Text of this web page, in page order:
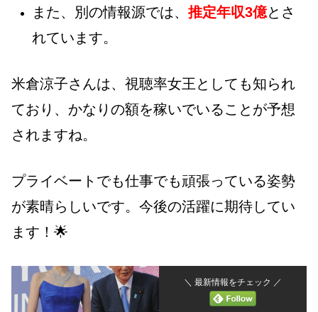
また、別の情報源では、推定年収3億とさ
れています。
米倉涼子さんは、視聴率女王としても知られ
ており、かなりの額を稼いでいることが予想
されますね。
プライベートでも仕事でも頑張っている姿勢
が素晴らしいです。今後の活躍に期待してい
ます！🌟
＼ 最新情報をチェック ／